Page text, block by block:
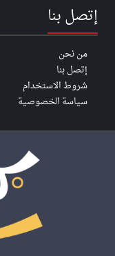
إتصل بنا
من نحن
إتصل بنا
شروط الاستخدام
سياسة الخصوصية